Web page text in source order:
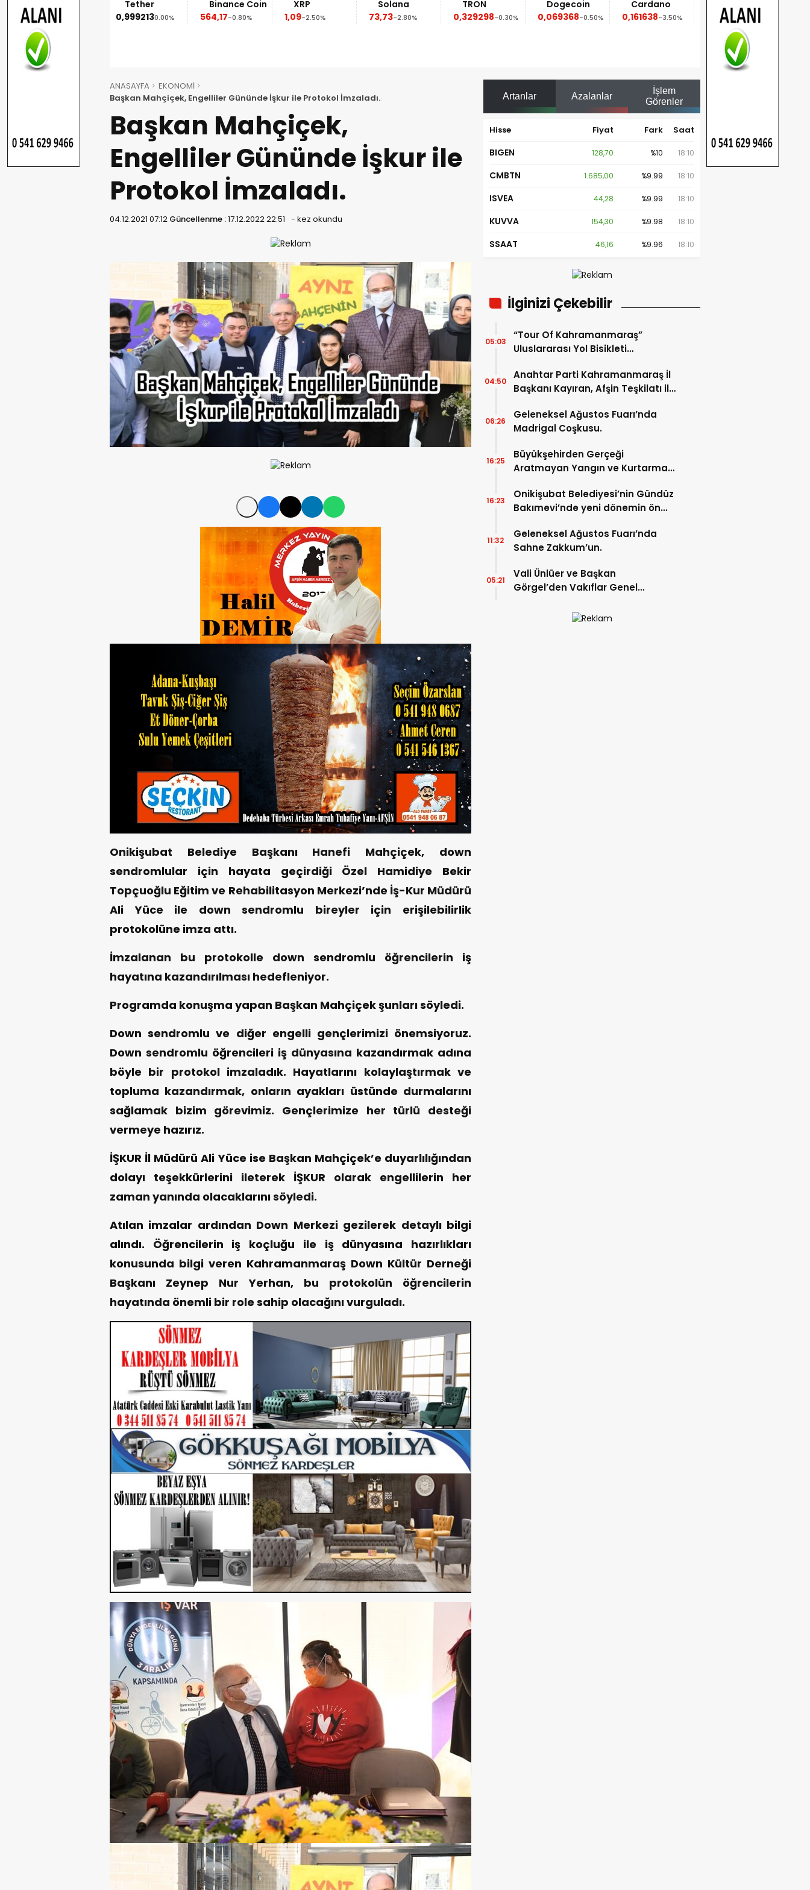
Ethereum
-1.90% 0.00%
Binance Coin
564,17 -0.80%
XRP
1,09
-2.50%
Solana
-2.80%
TRON
0,329298-0.30%
Dogecoin
0,069368-0.50%
Cardano
0,161638
-3.50%
10.00%
6,23
ANASAYFA
EKONOMİ
Başkan Mahçiçek, Engelliler Gününde İşkur ile Protokol İmzaladı.
Başkan Mahçiçek,
Engelliler Gününde İşkur ile
Protokol İmzaladı.
04.12.2021 07:12 Güncellenme :17.12.2022 22:51 - kez okundu
Onikişubat Belediye Başkanı Hanefi Mahçiçek, down
sendromlular için hayata geçirdiği Özel Hamidiye Bekir
Topçuoğlu Eğitim ve Rehabilitasyon Merkezi’nde İş-Kur Müdürü
Ali Yüce ile down sendromlu bireyler için erişilebilirlik
protokolüne imza attı.
İmzalanan bu protokolle down sendromlu öğrencilerin iş
hayatına kazandırılması hedefleniyor.
Programda konuşma yapan Başkan Mahçiçek şunları söyledi.
Down sendromlu ve diğer engelli gençlerimizi önemsiyoruz.
Down sendromlu öğrencileri iş dünyasına kazandırmak adına
böyle bir protokol imzaladık. Hayatlarını kolaylaştırmak ve
topluma kazandırmak, onların ayakları üstünde durmalarını
sağlamak bizim görevimiz. Gençlerimize her türlü desteği
vermeye hazırız.
İŞKUR İl Müdürü Ali Yüce ise Başkan Mahçiçek’e duyarlılığından
dolayı teşekkürlerini ileterek İŞKUR olarak engellilerin her
zaman yanında olacaklarını söyledi.
Atılan imzalar ardından Down Merkezi gezilerek detaylı bilgi
alındı. Öğrencilerin iş koçluğu ile iş dünyasına hazırlıkları
konusunda bilgi veren Kahramanmaraş Down Kültür Derneği
Başkanı Zeynep Nur Yerhan, bu protokolün öğrencilerin
hayatında önemli bir role sahip olacağını vurguladı.
Artanlar Azalanlar
İşlem
Görenler
Hisse Fiyat Fark Saat
BIGEN 128,70 %10 18:10
CMBTN 1.685,00 %9.99 18:10
ISVEA 44,28 %9.99 18:10
KUVVA 154,30 %9.98 18:10
SSAAT 46,16 %9.96 18:10
İlginizi Çekebilir
“Tour Of Kahramanmaraş”
Uluslararası Yol Bisikleti
05:03
Anahtar Parti Kahramanmaraş İl
Başkanı Kayıran, Afşin Teşkilatı ile
04:50
Geleneksel Ağustos Fuarı’nda
Madrigal Coşkusu.
06:26
Büyükşehirden Gerçeği
Aratmayan Yangın ve Kurtarma
16:25
Onikişubat Belediyesi’nin Gündüz
Bakımevi’nde yeni dönemin ön
16:23
Geleneksel Ağustos Fuarı’nda
Sahne Zakkum’un.
11:32
Vali Ünlüer ve Başkan
Görgel’den Vakıflar Genel
05:21